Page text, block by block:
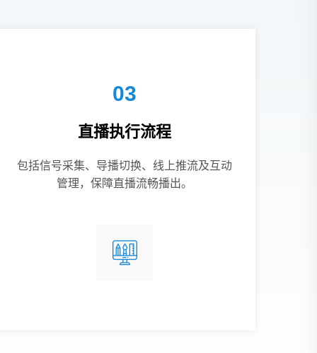
03
直播执行流程
包括信号采集、导播切换、线上推流及互动
管理，保障直播流畅播出。